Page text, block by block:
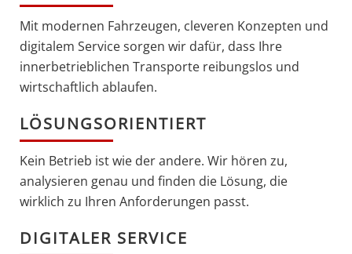
Mit modernen Fahrzeugen, cleveren Konzepten und
digitalem Service sorgen wir dafür, dass Ihre
innerbetrieblichen Transporte reibungslos und
wirtschaftlich ablaufen.
LÖSUNGSORIENTIERT
Kein Betrieb ist wie der andere. Wir hören zu,
analysieren genau und finden die Lösung, die
wirklich zu Ihren Anforderungen passt.
DIGITALER SERVICE